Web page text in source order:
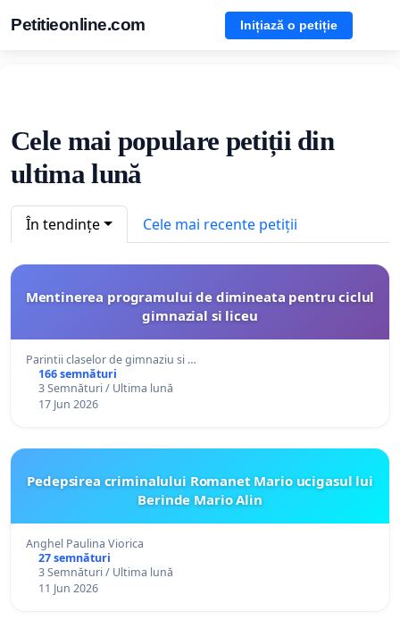
Petitieonline.com Inițiază o petiție
Cele mai populare petiții din
ultima lună
În tendințe Cele mai recente petiții
Mentinerea programului de dimineata pentru ciclul
gimnazial si liceu
Parintii claselor de gimnaziu si …
166 semnături
3 Semnături / Ultima lună
17 Jun 2026
Pedepsirea criminalului Romanet Mario ucigasul lui
Berinde Mario Alin
Anghel Paulina Viorica
27 semnături
3 Semnături / Ultima lună
11 Jun 2026